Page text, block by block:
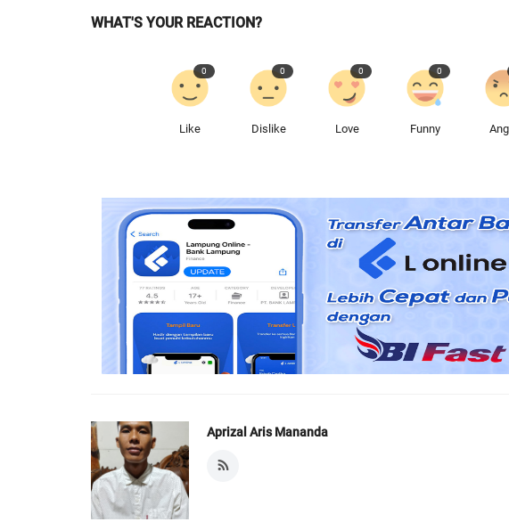
WHAT'S YOUR REACTION?
Like
0
Dislike
0
Love
0
Funny
0
Aprizal Aris Mananda